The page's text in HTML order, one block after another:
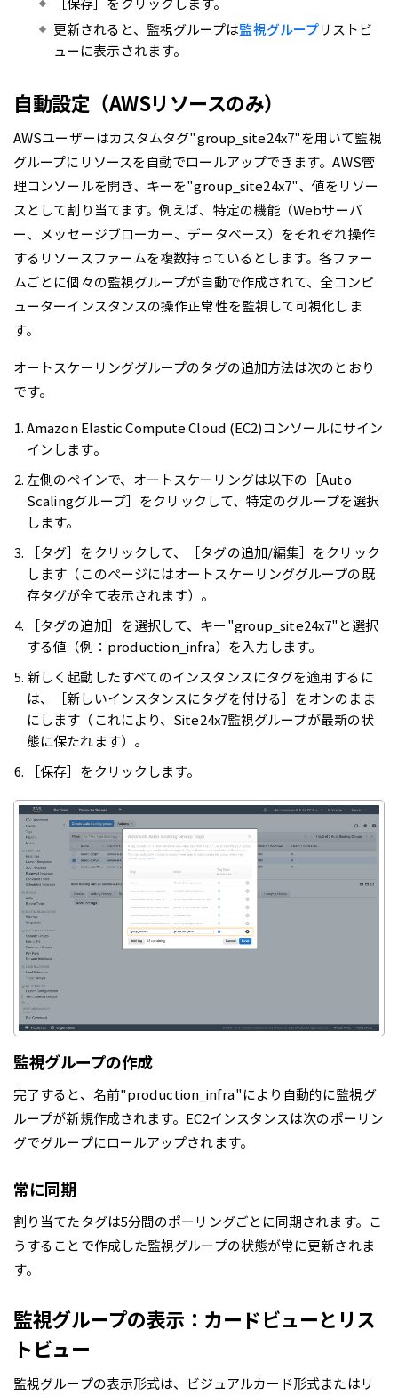
更新されると、監視グループは監視グループリストビ
ューに表示されます。
自動設定（AWSリソースのみ）
AWSユーザーはカスタムタグ"group_site24x7"を用いて監視
グループにリソースを自動でロールアップできます。AWS管
理コンソールを開き、キーを"group_site24x7"、値をリソー
スとして割り当てます。例えば、特定の機能（Webサーバ
ー、メッセージブローカー、データベース）をそれぞれ操作
するリソースファームを複数持っているとします。各ファー
ムごとに個々の監視グループが自動で作成されて、全コンピ
ューターインスタンスの操作正常性を監視して可視化しま
す。
オートスケーリンググループのタグの追加方法は次のとおり
です。
Amazon Elastic Compute Cloud (EC2)コンソールにサイン
インします。
左側のペインで、オートスケーリングは以下の［Auto
Scalingグループ］をクリックして、特定のグループを選択
します。
［タグ］をクリックして、［タグの追加/編集］をクリック
します（このページにはオートスケーリンググループの既
存タグが全て表示されます）。
［タグの追加］を選択して、キー"group_site24x7"と選択
する値（例：production_infra）を入力します。
新しく起動したすべてのインスタンスにタグを適用するに
は、［新しいインスタンスにタグを付ける］をオンのまま
にします（これにより、Site24x7監視グループが最新の状
態に保たれます）。
［保存］をクリックします。
監視グループの作成
完了すると、名前"production_infra"により自動的に監視グ
ループが新規作成されます。EC2インスタンスは次のポーリン
グでグループにロールアップされます。
常に同期
割り当てたタグは5分間のポーリングごとに同期されます。こ
うすることで作成した監視グループの状態が常に更新されま
す。
監視グループの表示：カードビューとリス
トビュー
監視グループの表示形式は、ビジュアルカード形式またはリ